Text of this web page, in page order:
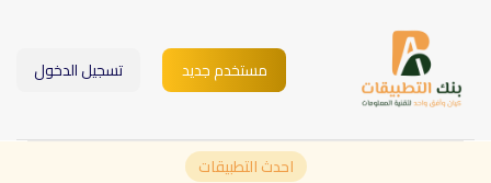
مستخدم جديد تسجيل الدخول
احدث التطبيقات